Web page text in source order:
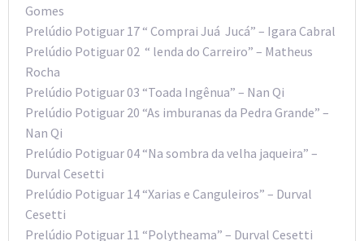
Gomes
Prelúdio Potiguar 17 “ Comprai Juá Jucá” – Igara Cabral
Prelúdio Potiguar 02 “ lenda do Carreiro” – Matheus
Rocha
Prelúdio Potiguar 03 “Toada Ingênua” – Nan Qi
Prelúdio Potiguar 20 “As imburanas da Pedra Grande” –
Nan Qi
Prelúdio Potiguar 04 “Na sombra da velha jaqueira” –
Durval Cesetti
Prelúdio Potiguar 14 “Xarias e Canguleiros” – Durval
Cesetti
Prelúdio Potiguar 11 “Polytheama” – Durval Cesetti